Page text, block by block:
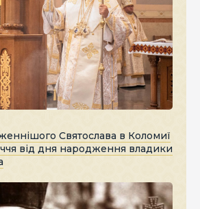
Святослава в Коломиї
від дня народження владики